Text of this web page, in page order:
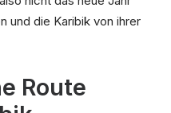
und die Karibik von ihrer
Route